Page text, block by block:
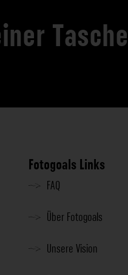
Tasche
Fotogoals Links
FAQ
Über Fotogoals
Unsere Vision